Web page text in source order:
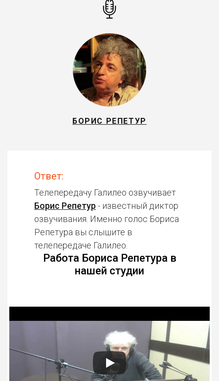
БОРИС РЕПЕТУР
Ответ:
Телепередачу Галилео озвучивает
Борис Репетур - известный диктор
озвучивания. Именно голос Бориса
Репетура вы слышите в
телепередаче Галилео.
Работа Бориса Репетура в
нашей студии